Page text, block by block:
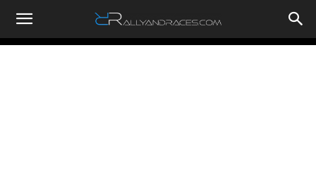
RallyandRaces.com